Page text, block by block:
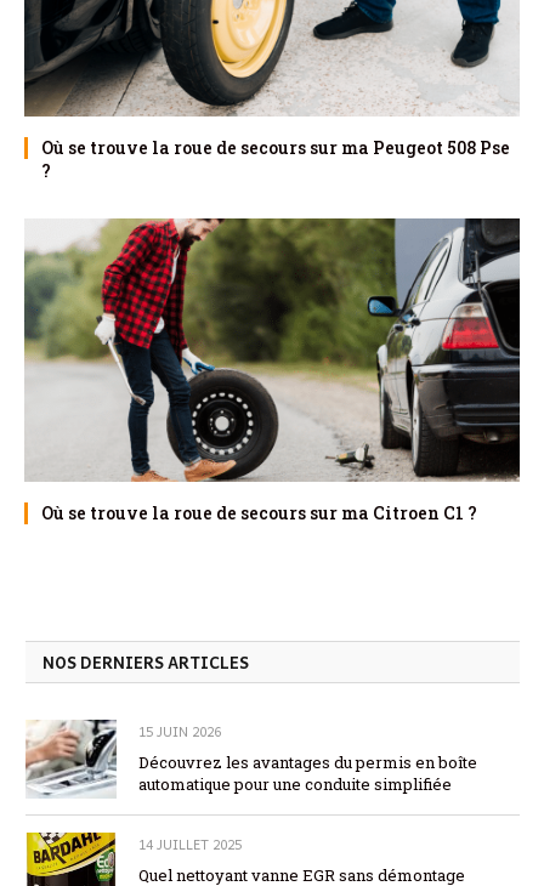
Où se trouve la roue de secours sur ma Peugeot 508 Pse
?
Où se trouve la roue de secours sur ma Citroen C1 ?
NOS DERNIERS ARTICLES
15 JUIN 2026
Découvrez les avantages du permis en boîte
automatique pour une conduite simplifiée
14 JUILLET 2025
Quel nettoyant vanne EGR sans démontage